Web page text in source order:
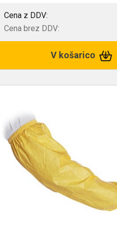
Cena z DDV:
Cena brez DDV:
V košarico